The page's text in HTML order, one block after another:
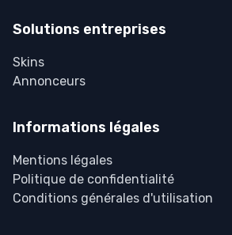
𝗽𝗿é𝗮𝗹𝗮𝗯𝗹𝗲𝗺𝗲𝗻𝘁 𝘁𝗿𝗲𝗺𝗽é𝘀 𝗱𝗮𝗻𝘀
Solutions entreprises
Skins
Annonceurs
Informations légales
Mentions légales
Politique de confidentialité
Conditions générales d'utilisation